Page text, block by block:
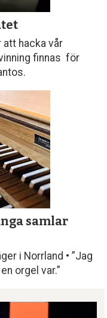
att hacka vår
finnas för
samlar
i Norrland • ”Jag
orgel var.”